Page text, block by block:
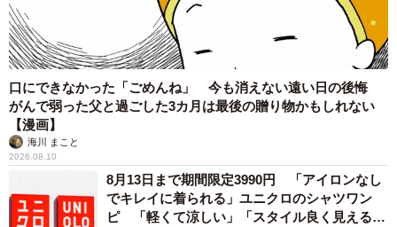
口にできなかった「ごめんね」 今も消えない遠い日の後悔
がんで弱った父と過ごした3カ月は最後の贈り物かもしれない
【漫画】
海川 まこと
2026.08.10
8月13日まで期間限定3990円 「アイロンなし
でキレイに着られる」ユニクロのシャツワン
ピ 「軽くて涼しい」「スタイル良く見える」